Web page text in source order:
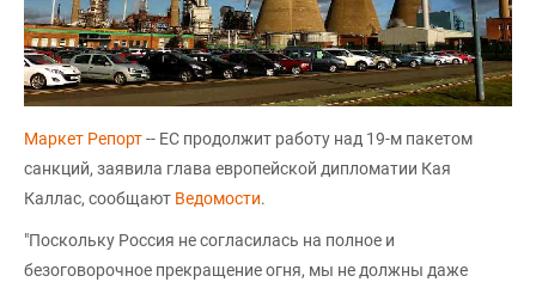
Маркет Репорт-- ЕС продолжит работу над 19-м пакетом
санкций, заявила глава европейской дипломатии Кая
Каллас, сообщают Ведомости.
"Поскольку Россия не согласилась на полное и
безоговорочное прекращение огня, мы не должны даже